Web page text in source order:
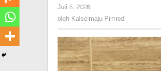
Juli 8, 2026
Kalselmaju
Pimred
oleh Kalselmaju Pimred